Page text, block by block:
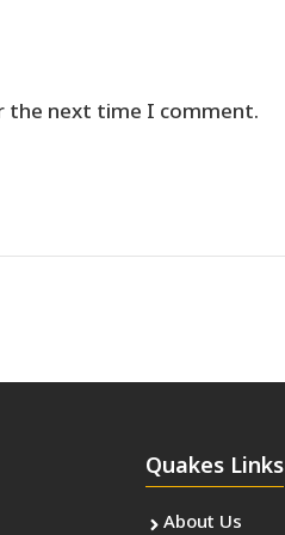
the next time I comment.
Quakes Links
About Us